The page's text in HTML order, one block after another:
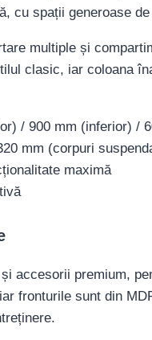
cu spații generoase
multiple și
clasic, iar coloana
/ 900 mm (inferior) /
mm (corpuri
maximă
accesorii premium,
fronturile sunt din